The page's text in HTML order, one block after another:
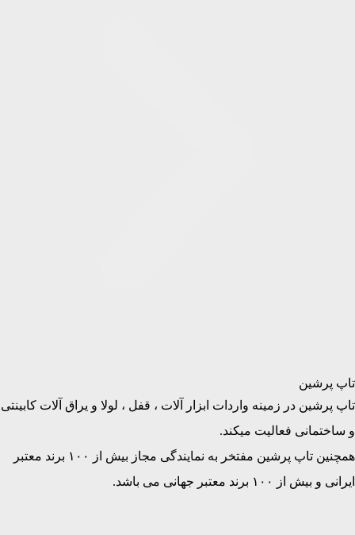
تاپ پرشین
تاپ پرشین در زمینه واردات ابزار آلات ، قفل ، لولا و یراق آلات کابینتی
و ساختمانی فعالیت میکند.
همچنین تاپ پرشین مفتخر به نمایندگی مجاز بیش از ۱۰۰ برند معتبر
ایرانی و بیش از ۱۰۰ برند معتبر جهانی می باشد.